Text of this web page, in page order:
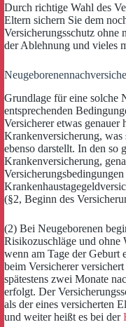
Durch richtige Wahl des
Eltern sichern Sie dem
Versicherungsschutz ohne
der Ablehnung und vieles
Grundlage für eine solche
entsprechenden
Versicherer etwas
Krankenversicherung, was
ebenso darstellt. In den so
Krankenversicherung,
(§2, Beginn des
(2) Bei Neugeborenen
Risikozuschläge und ohne
wenn am Tage der Geburt
beim Versicherer
spätestens zwei Monate
erfolgt. Der
als der eines versicherten
und weiter heißt es bei der